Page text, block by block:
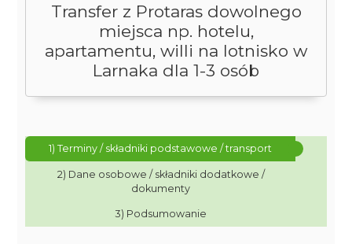
Transfer z Protaras dowolnego
miejsca np. hotelu,
apartamentu, willi na lotnisko w
Larnaka dla 1-3 osób
1) Terminy / składniki podstawowe / transport
2) Dane osobowe / składniki dodatkowe /
dokumenty
3) Podsumowanie